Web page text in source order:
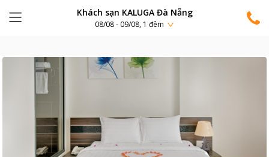
Khách sạn KALUGA Đà Nẵng
08/08 - 09/08, 1 đêm